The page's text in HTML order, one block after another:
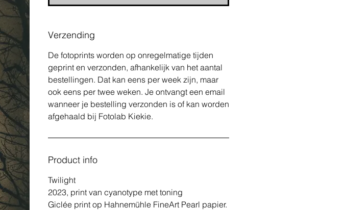
Verzending
De fotoprints worden op onregelmatige tijden
geprint en verzonden, afhankelijk van het aantal
bestellingen. Dat kan eens per week zijn, maar
ook eens per twee weken. Je ontvangt een email
wanneer je bestelling verzonden is of kan worden
afgehaald bij Fotolab Kiekie.
Product info
Twilight
2023, print van cyanotype met toning
Giclée print op Hahnemühle FineArt Pearl papier.